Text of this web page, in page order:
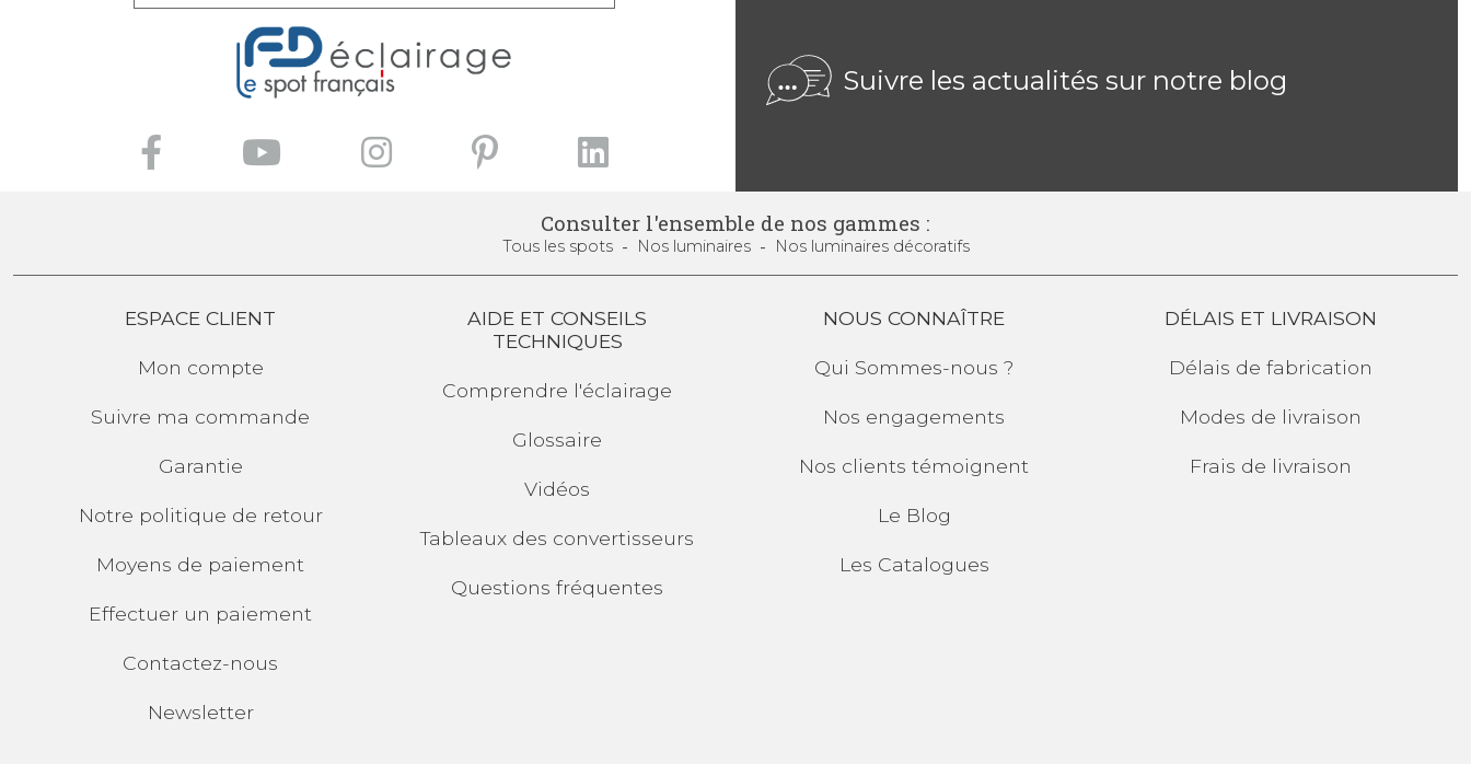
Suivre les actualités sur notre blog
Consulter l'ensemble de nos gammes :
Tous les spots Nos luminaires Nos luminaires décoratifs
ESPACE CLIENT
Mon compte
Suivre ma commande
Garantie
Notre politique de retour
Moyens de paiement
Effectuer un paiement
Contactez-nous
Newsletter
AIDE ET CONSEILS
TECHNIQUES
Comprendre l'éclairage
Glossaire
Vidéos
Tableaux des convertisseurs
Questions fréquentes
NOUS CONNAÎTRE
Qui Sommes-nous ?
Nos engagements
Nos clients témoignent
Le Blog
Les Catalogues
DÉLAIS ET LIVRAISON
Délais de fabrication
Modes de livraison
Frais de livraison